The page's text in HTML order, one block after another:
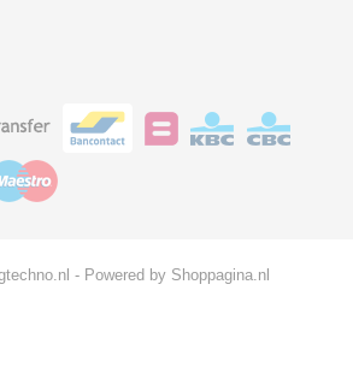
- Powered by Shoppagina.nl